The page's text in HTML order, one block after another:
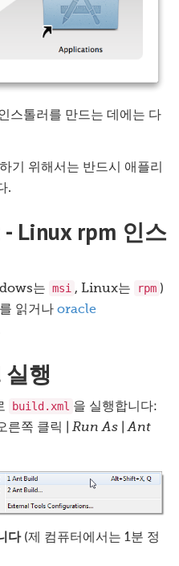
스톨러를 만드는 데에는 다
기 위해서는 반드시 애플리
.
Linux rpm 인스
는 msi , Linux는 rpm )
를 읽거나 oracle
행
build.xml 을 실행합니다:
른쪽 클릭 | Run As |Ant
다(제 컴퓨터에서는 1분 정